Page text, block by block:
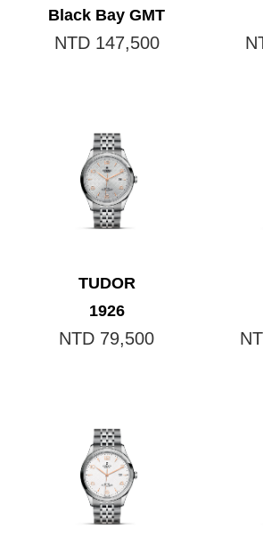
Black Bay GMT
NTD 147,500
TUDOR
1926
NTD 79,500